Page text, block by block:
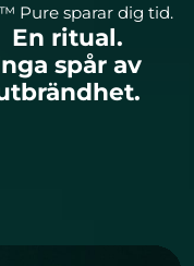
Pure sparar dig tid.
En ritual.
spår av